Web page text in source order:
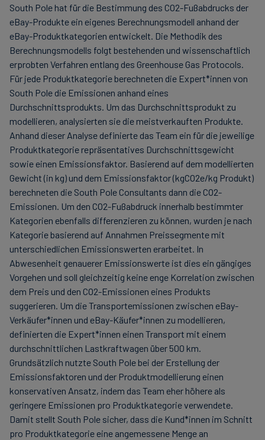
South Pole hat für die Bestimmung des CO2-Fußabdrucks der
eBay-Produkte ein eigenes Berechnungsmodell anhand der
eBay-Produktkategorien entwickelt. Die Methodik des
Berechnungsmodells folgt bestehenden und wissenschaftlich
erprobten Verfahren entlang des Greenhouse Gas Protocols.
Für jede Produktkategorie berechneten die Expert*innen von
South Pole die Emissionen anhand eines
Durchschnittsprodukts. Um das Durchschnittsprodukt zu
modellieren, analysierten sie die meistverkauften Produkte.
Anhand dieser Analyse definierte das Team ein für die jeweilige
Produktkategorie repräsentatives Durchschnittsgewicht
sowie einen Emissionsfaktor. Basierend auf dem modellierten
Gewicht (in kg) und dem Emissionsfaktor (kgCO2e/kg Produkt)
berechneten die South Pole Consultants dann die CO2-
Emissionen. Um den CO2-Fußabdruck innerhalb bestimmter
Kategorien ebenfalls differenzieren zu können, wurden je nach
Kategorie basierend auf Annahmen Preissegmente mit
unterschiedlichen Emissionswerten erarbeitet. In
Abwesenheit genauerer Emissionswerte ist dies ein gängiges
Vorgehen und soll gleichzeitig keine enge Korrelation zwischen
dem Preis und den CO2-Emissionen eines Produkts
suggerieren. Um die Transportemissionen zwischen eBay-
Verkäufer*innen und eBay-Käufer*innen zu modellieren,
definierten die Expert*innen einen Transport mit einem
durchschnittlichen Lastkraftwagen über 500 km.
Grundsätzlich nutzte South Pole bei der Erstellung der
Emissionsfaktoren und der Produktmodellierung einen
konservativen Ansatz, indem das Team eher höhere als
geringere Emissionen pro Produktkategorie verwendete.
Damit stellt South Pole sicher, dass die Kund*innen im Schnitt
pro Produktkategorie eine angemessene Menge an